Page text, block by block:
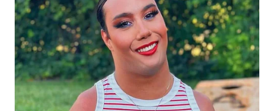
WN
LANGKAT
WN
TAPANULI
SELATAN